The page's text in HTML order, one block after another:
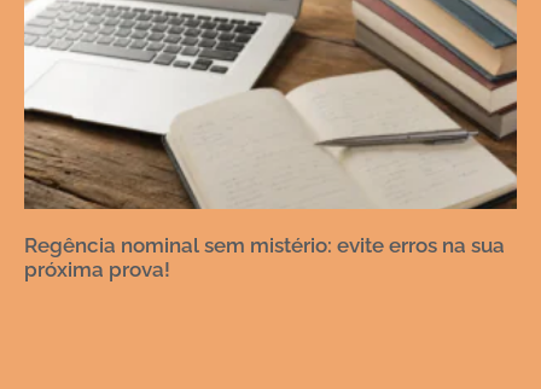
Regência nominal sem mistério: evite erros na sua
próxima prova!